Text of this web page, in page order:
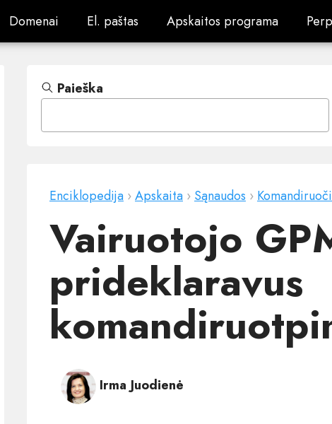
Domenai
Domenai El. paštas
El. paštas Apskaitos programa
Apskaitos programa
Paieška
Enciklopedija ›Apskaita › Sąnaudos ›
Vairuotojo
prideklaravus
Irma Juodienė